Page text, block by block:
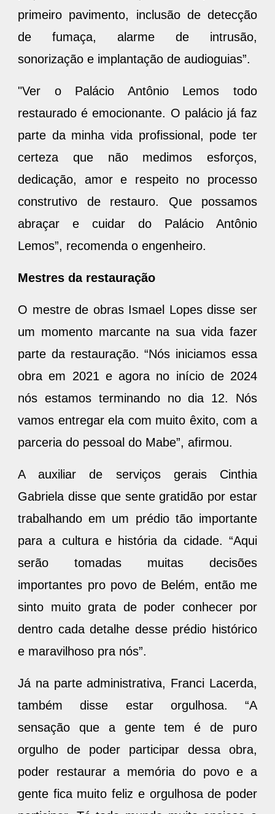
primeiro pavimento, inclusão de detecção
de fumaça, alarme de intrusão,
sonorização e implantação de audioguias”.
"Ver o Palácio Antônio Lemos todo
restaurado é emocionante. O palácio já faz
parte da minha vida profissional, pode ter
certeza que não medimos esforços,
dedicação, amor e respeito no processo
construtivo de restauro. Que possamos
abraçar e cuidar do Palácio Antônio
Lemos”, recomenda o engenheiro.
Mestres da restauração
O mestre de obras Ismael Lopes disse ser
um momento marcante na sua vida fazer
parte da restauração. “Nós iniciamos essa
obra em 2021 e agora no início de 2024
nós estamos terminando no dia 12. Nós
vamos entregar ela com muito êxito, com a
parceria do pessoal do Mabe”, afirmou.
A auxiliar de serviços gerais Cinthia
Gabriela disse que sente gratidão por estar
trabalhando em um prédio tão importante
para a cultura e história da cidade. “Aqui
serão tomadas muitas decisões
importantes pro povo de Belém, então me
sinto muito grata de poder conhecer por
dentro cada detalhe desse prédio histórico
e maravilhoso pra nós”.
Já na parte administrativa, Franci Lacerda,
também disse estar orgulhosa. “A
sensação que a gente tem é de puro
orgulho de poder participar dessa obra,
poder restaurar a memória do povo e a
gente fica muito feliz e orgulhosa de poder